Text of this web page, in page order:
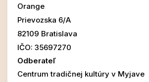
Orange
Prievozska 6/A
82109 Bratislava
IČO: 35697270
Odberateľ
Centrum tradičnej kultúry v Myjave